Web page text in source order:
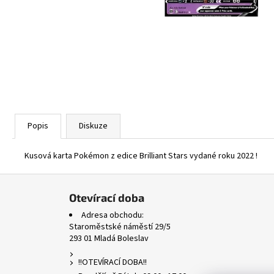
Popis Diskuze
Kusová karta Pokémon z edice Brilliant Stars vydané roku 2022 !
Otevírací doba
Adresa obchodu:
Staroměstské náměstí 29/5
293 01 Mladá Boleslav
!!OTEVÍRACÍ DOBA!!